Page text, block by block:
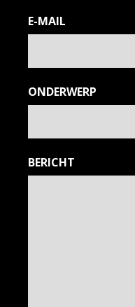
E-MAIL
ONDERWERP
BERICHT